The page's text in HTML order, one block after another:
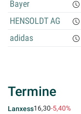
Bayer
HENSOLDT AG
adidas
Termine
Lanxess16,30-5,40%